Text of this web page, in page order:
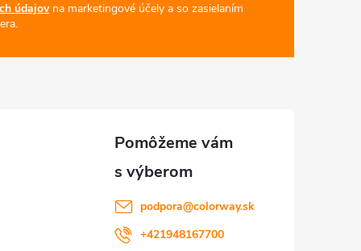
údajovna marketingové účely a so zasielaním
podpora@colorway.sk
+421948167700